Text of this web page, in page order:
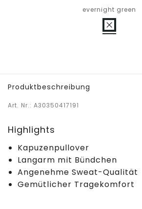
evernight green
Produktbeschreibung
Art. Nr.: A30350417191
Highlights
Kapuzenpullover
Langarm mit Bündchen
Angenehme Sweat-Qualität
Gemütlicher Tragekomfort